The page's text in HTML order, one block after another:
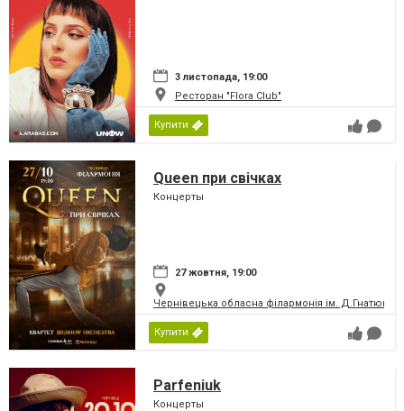
3 листопада, 19:00
Ресторан "Flora Club"
Купити
Queen при свічках
Концерты
27 жовтня, 19:00
Чернівецька обласна філармонія ім. Д.Гнатюка
Купити
Parfeniuk
Концерты